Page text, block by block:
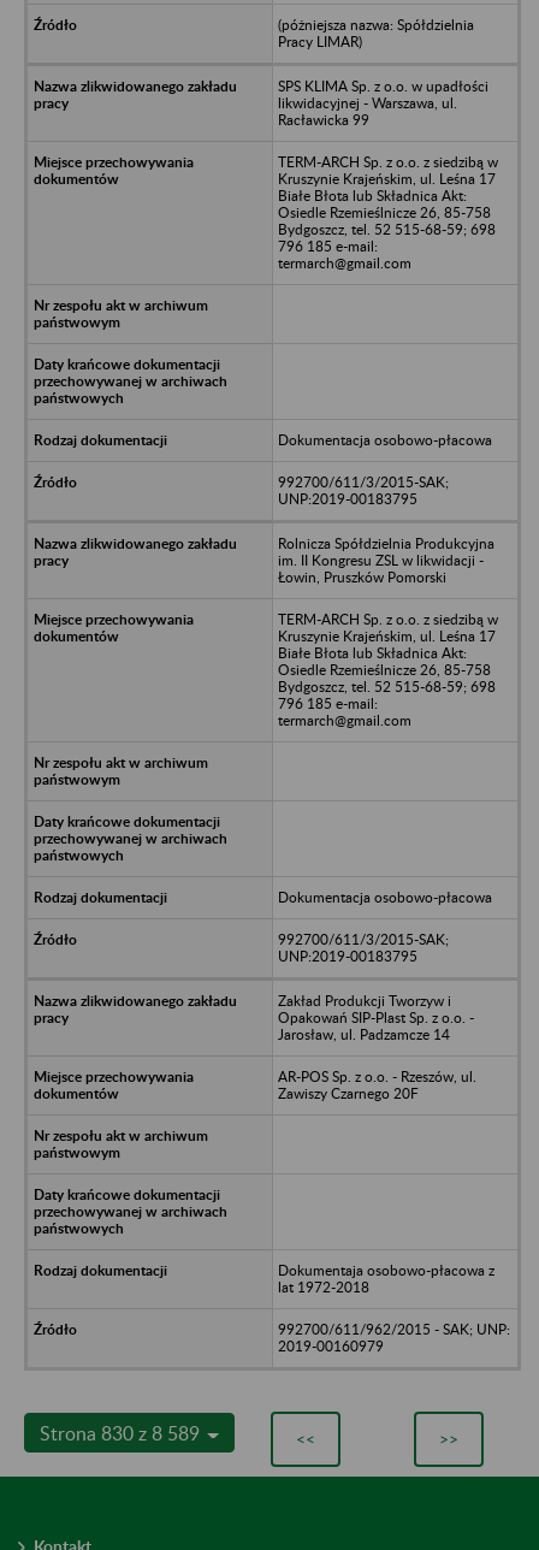
(póżniejsza nazwa: Spółdzielnia
Pracy LIMAR)
SPS KLIMA Sp. z o.o. w upadłości
likwidacyjnej - Warszawa, ul.
Racławicka 99
TERM-ARCH Sp. z o.o. z siedzibą w
Kruszynie Krajeńskim, ul. Leśna 17
Białe Błota lub Składnica Akt:
Osiedle Rzemieślnicze 26, 85-758
Bydgoszcz, tel. 52 515-68-59; 698
796 185 e-mail:
termarch@gmail.com
Dokumentacja osobowo-płacowa
992700/611/3/2015-SAK;
UNP:2019-00183795
Rolnicza Spółdzielnia Produkcyjna
im. II Kongresu ZSL w likwidacji -
Łowin, Pruszków Pomorski
TERM-ARCH Sp. z o.o. z siedzibą w
Kruszynie Krajeńskim, ul. Leśna 17
Białe Błota lub Składnica Akt:
Osiedle Rzemieślnicze 26, 85-758
Bydgoszcz, tel. 52 515-68-59; 698
796 185 e-mail:
termarch@gmail.com
Dokumentacja osobowo-płacowa
992700/611/3/2015-SAK;
UNP:2019-00183795
Zakład Produkcji Tworzyw i
Opakowań SIP-Plast Sp. z o.o. -
Jarosław, ul. Padzamcze 14
AR-POS Sp. z o.o. - Rzeszów, ul.
Zawiszy Czarnego 20F
Dokumentaja osobowo-płacowa z
lat 1972-2018
992700/611/962/2015 - SAK; UNP:
2019-00160979
Strona 830 z 8 589 << >>
Kontakt